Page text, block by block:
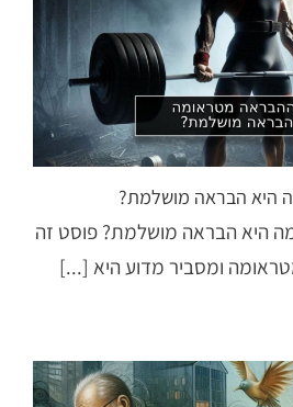
היא הבראה מושלמת?
היא הבראה מושלמת? פוסט זה
ומסביר מדוע היא [...]